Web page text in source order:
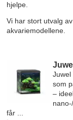
hjelpe.
Vi har stort utvalg
akvariemodellene.
Juwel
som
–
får ...